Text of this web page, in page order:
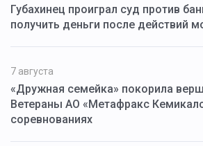
Губахинец проиграл суд против
получить деньги после действий
7 августа
«Дружная семейка» покорила
Ветераны АО «Метафракс
соревнованиях